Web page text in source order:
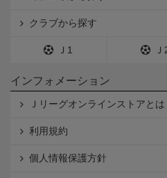
クラブから探す
Ｊ1
インフォメーション
Ｊリーグオンラインストアとは
利用規約
個人情報保護方針